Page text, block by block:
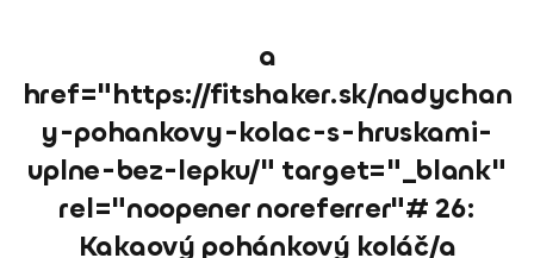
a
href="https://fitshaker.sk/nadychan
y-pohankovy-kolac-s-hruskami-
uplne-bez-lepku/" target="_blank"
rel="noopener noreferrer"# 26:
Kakaový pohánkový koláč/a